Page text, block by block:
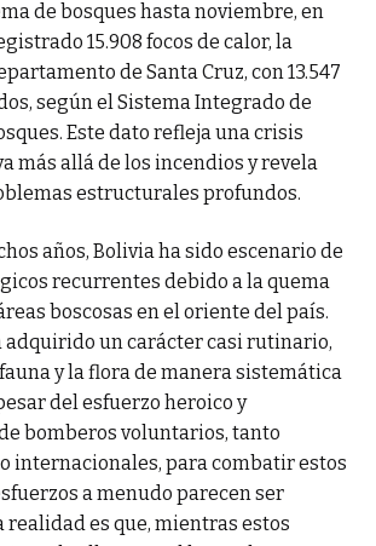
de bosques hasta noviembre, en
15.908 focos de calor, la
de Santa Cruz, con 13.547
según el Sistema Integrado de
Este dato refleja una crisis
más allá de los incendios y revela
estructurales profundos.
años, Bolivia ha sido escenario de
recurrentes debido a la quema
boscosas en el oriente del país.
adquirido un carácter casi rutinario,
y la flora de manera sistemática
del esfuerzo heroico y
bomberos voluntarios, tanto
internacionales, para combatir estos
a menudo parecen ser
realidad es que, mientras estos